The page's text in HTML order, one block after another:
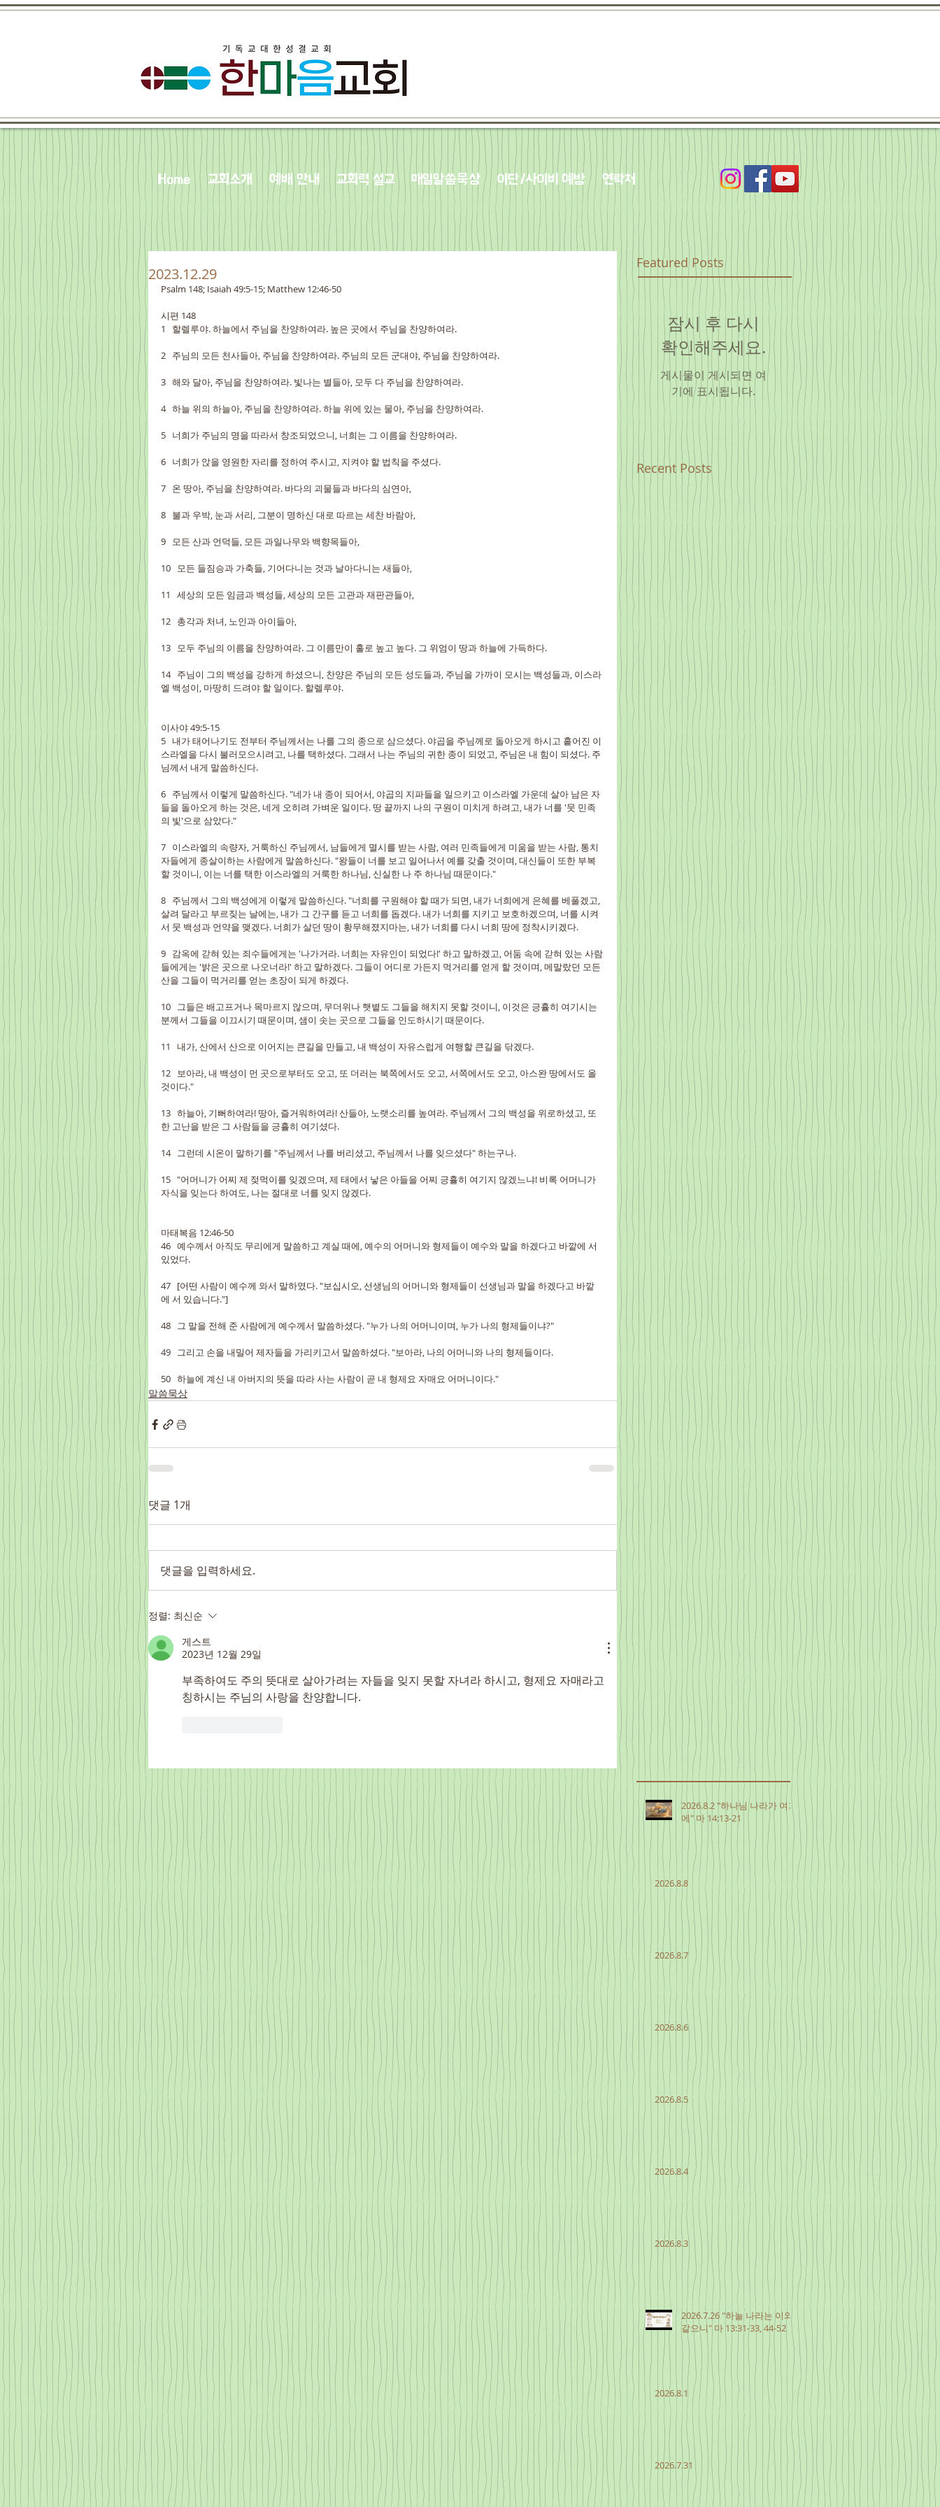
Home 교회소개 예배 안내 교회력 설교 매일말씀묵상 이단/사이비 예방 연락처
2023.12.29
Psalm 148; Isaiah 49:5-15; Matthew 12:46-50
시편 148
1   할렐루야. 하늘에서 주님을 찬양하여라. 높은 곳에서 주님을 찬양하여라.
2   주님의 모든 천사들아, 주님을 찬양하여라. 주님의 모든 군대야, 주님을 찬양하여라.
3   해와 달아, 주님을 찬양하여라. 빛나는 별들아, 모두 다 주님을 찬양하여라.
4   하늘 위의 하늘아, 주님을 찬양하여라. 하늘 위에 있는 물아, 주님을 찬양하여라.
5   너희가 주님의 명을 따라서 창조되었으니, 너희는 그 이름을 찬양하여라.
6   너희가 앉을 영원한 자리를 정하여 주시고, 지켜야 할 법칙을 주셨다.
7   온 땅아, 주님을 찬양하여라. 바다의 괴물들과 바다의 심연아,
8   불과 우박, 눈과 서리, 그분이 명하신 대로 따르는 세찬 바람아,
9   모든 산과 언덕들, 모든 과일나무와 백향목들아,
10   모든 들짐승과 가축들, 기어다니는 것과 날아다니는 새들아,
11   세상의 모든 임금과 백성들, 세상의 모든 고관과 재판관들아,
12   총각과 처녀, 노인과 아이들아,
13   모두 주님의 이름을 찬양하여라. 그 이름만이 홀로 높고 높다. 그 위엄이 땅과 하늘에 가득하다.
14   주님이 그의 백성을 강하게 하셨으니, 찬양은 주님의 모든 성도들과, 주님을 가까이 모시는 백성들과, 이스라
엘 백성이, 마땅히 드려야 할 일이다. 할렐루야.
이사야 49:5-15
5   내가 태어나기도 전부터 주님께서는 나를 그의 종으로 삼으셨다. 야곱을 주님께로 돌아오게 하시고 흩어진 이
스라엘을 다시 불러모으시려고, 나를 택하셨다. 그래서 나는 주님의 귀한 종이 되었고, 주님은 내 힘이 되셨다. 주
님께서 내게 말씀하신다.
6   주님께서 이렇게 말씀하신다. "네가 내 종이 되어서, 야곱의 지파들을 일으키고 이스라엘 가운데 살아 남은 자
들을 돌아오게 하는 것은, 네게 오히려 가벼운 일이다. 땅 끝까지 나의 구원이 미치게 하려고, 내가 너를 '뭇 민족
의 빛'으로 삼았다."
7   이스라엘의 속량자, 거룩하신 주님께서, 남들에게 멸시를 받는 사람, 여러 민족들에게 미움을 받는 사람, 통치
자들에게 종살이하는 사람에게 말씀하신다. "왕들이 너를 보고 일어나서 예를 갖출 것이며, 대신들이 또한 부복
할 것이니, 이는 너를 택한 이스라엘의 거룩한 하나님, 신실한 나 주 하나님 때문이다."
8   주님께서 그의 백성에게 이렇게 말씀하신다. "너희를 구원해야 할 때가 되면, 내가 너희에게 은혜를 베풀겠고,
살려 달라고 부르짖는 날에는, 내가 그 간구를 듣고 너희를 돕겠다. 내가 너희를 지키고 보호하겠으며, 너를 시켜
서 뭇 백성과 언약을 맺겠다. 너희가 살던 땅이 황무해졌지마는, 내가 너희를 다시 너희 땅에 정착시키겠다.
9   감옥에 갇혀 있는 죄수들에게는 '나가거라. 너희는 자유인이 되었다!' 하고 말하겠고, 어둠 속에 갇혀 있는 사람
들에게는 '밝은 곳으로 나오너라!' 하고 말하겠다. 그들이 어디로 가든지 먹거리를 얻게 할 것이며, 메말랐던 모든
산을 그들이 먹거리를 얻는 초장이 되게 하겠다.
10   그들은 배고프거나 목마르지 않으며, 무더위나 햇볕도 그들을 해치지 못할 것이니, 이것은 긍휼히 여기시는
분께서 그들을 이끄시기 때문이며, 샘이 솟는 곳으로 그들을 인도하시기 때문이다.
11   내가, 산에서 산으로 이어지는 큰길을 만들고, 내 백성이 자유스럽게 여행할 큰길을 닦겠다.
12   보아라, 내 백성이 먼 곳으로부터도 오고, 또 더러는 북쪽에서도 오고, 서쪽에서도 오고, 아스완 땅에서도 올
것이다."
13   하늘아, 기뻐하여라! 땅아, 즐거워하여라! 산들아, 노랫소리를 높여라. 주님께서 그의 백성을 위로하셨고, 또
한 고난을 받은 그 사람들을 긍휼히 여기셨다.
14   그런데 시온이 말하기를 "주님께서 나를 버리셨고, 주님께서 나를 잊으셨다" 하는구나.
15   "어머니가 어찌 제 젖먹이를 잊겠으며, 제 태에서 낳은 아들을 어찌 긍휼히 여기지 않겠느냐! 비록 어머니가
자식을 잊는다 하여도, 나는 절대로 너를 잊지 않겠다.
마태복음 12:46-50
46   예수께서 아직도 무리에게 말씀하고 계실 때에, 예수의 어머니와 형제들이 예수와 말을 하겠다고 바깥에 서
있었다.
47   [어떤 사람이 예수께 와서 말하였다. "보십시오, 선생님의 어머니와 형제들이 선생님과 말을 하겠다고 바깥
에 서 있습니다."]
48   그 말을 전해 준 사람에게 예수께서 말씀하셨다. "누가 나의 어머니이며, 누가 나의 형제들이냐?"
49   그리고 손을 내밀어 제자들을 가리키고서 말씀하셨다. "보아라, 나의 어머니와 나의 형제들이다.
50   하늘에 계신 내 아버지의 뜻을 따라 사는 사람이 곧 내 형제요 자매요 어머니이다."
말씀묵상
댓글 1개
댓글을 입력하세요.
정렬: 최신순
게스트
2023년 12월 29일
부족하여도 주의 뜻대로 살아가려는 자들을 잊지 못할 자녀라 하시고, 형제요 자매라고
칭하시는 주님의 사랑을 찬양합니다.
Featured Posts
잠시 후 다시
확인해주세요.
게시물이 게시되면 여
기에 표시됩니다.
Recent Posts
2026.8.2 "하나님 나라가 여기
에" 마 14:13-21
2026.8.8
2026.8.7
2026.8.6
2026.8.5
2026.8.4
2026.8.3
2026.7.26 "하늘 나라는 이와
같으니" 마 13:31-33, 44-52
2026.8.1
2026.7.31